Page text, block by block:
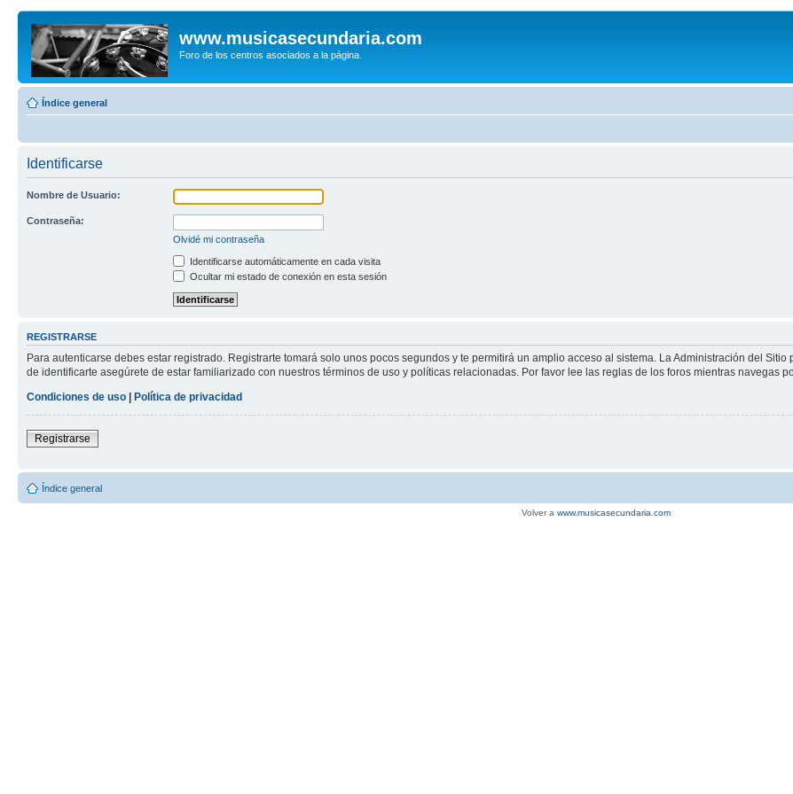
www.musicasecundaria.com
Foro de los centros asociados a la página.
Índice general
Identificarse
Nombre de Usuario:
Contraseña:
Olvidé mi contraseña
Identificarse automáticamente en cada visita
Ocultar mi estado de conexión en esta sesión
REGISTRARSE
Para autenticarse debes estar registrado. Registrarte tomará solo unos pocos segundos y te permitirá un amplio acceso al sistema. La Administración del
de identificarte asegúrete de estar familiarizado con nuestros términos de uso y políticas relacionadas. Por favor lee las reglas de los foros mientras navegas
Condiciones de uso | Política de privacidad
Registrarse
Índice general
Volver a www.musicasecundaria.com